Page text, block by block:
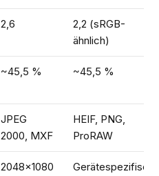
2,6
2,2 (sRGB-
ähnlich)
~45,5 % ~45,5 %
JPEG
2000, MXF
HEIF, PNG,
ProRAW
2048×1080 Gerätespezifisch